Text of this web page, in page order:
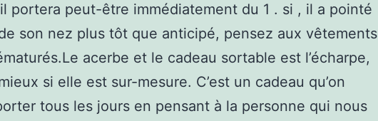
portera peut-être immédiatement du 1 . si , il a pointé
son nez plus tôt que anticipé, pensez aux vêtements
acerbe et le cadeau sortable est l’écharpe,
si elle est sur-mesure. C’est un cadeau qu’on
tous les jours en pensant à la personne qui nous